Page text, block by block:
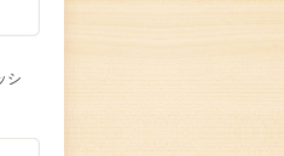
シ